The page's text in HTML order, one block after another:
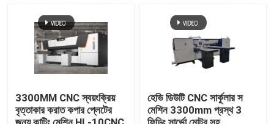
অ্যালুমিনিয়াম প্রোফাইল কাটিং করাত
মেশিন ভোগ্য দ্রব্য
3300MM CNC স্বয়ংক্রিয়
বৃত্তাকার করাত কপার প্লেটের
হেভি ডিউটি ​​CNC সার্কুলার স
মেশিন 3300mm প্রস্থ 3